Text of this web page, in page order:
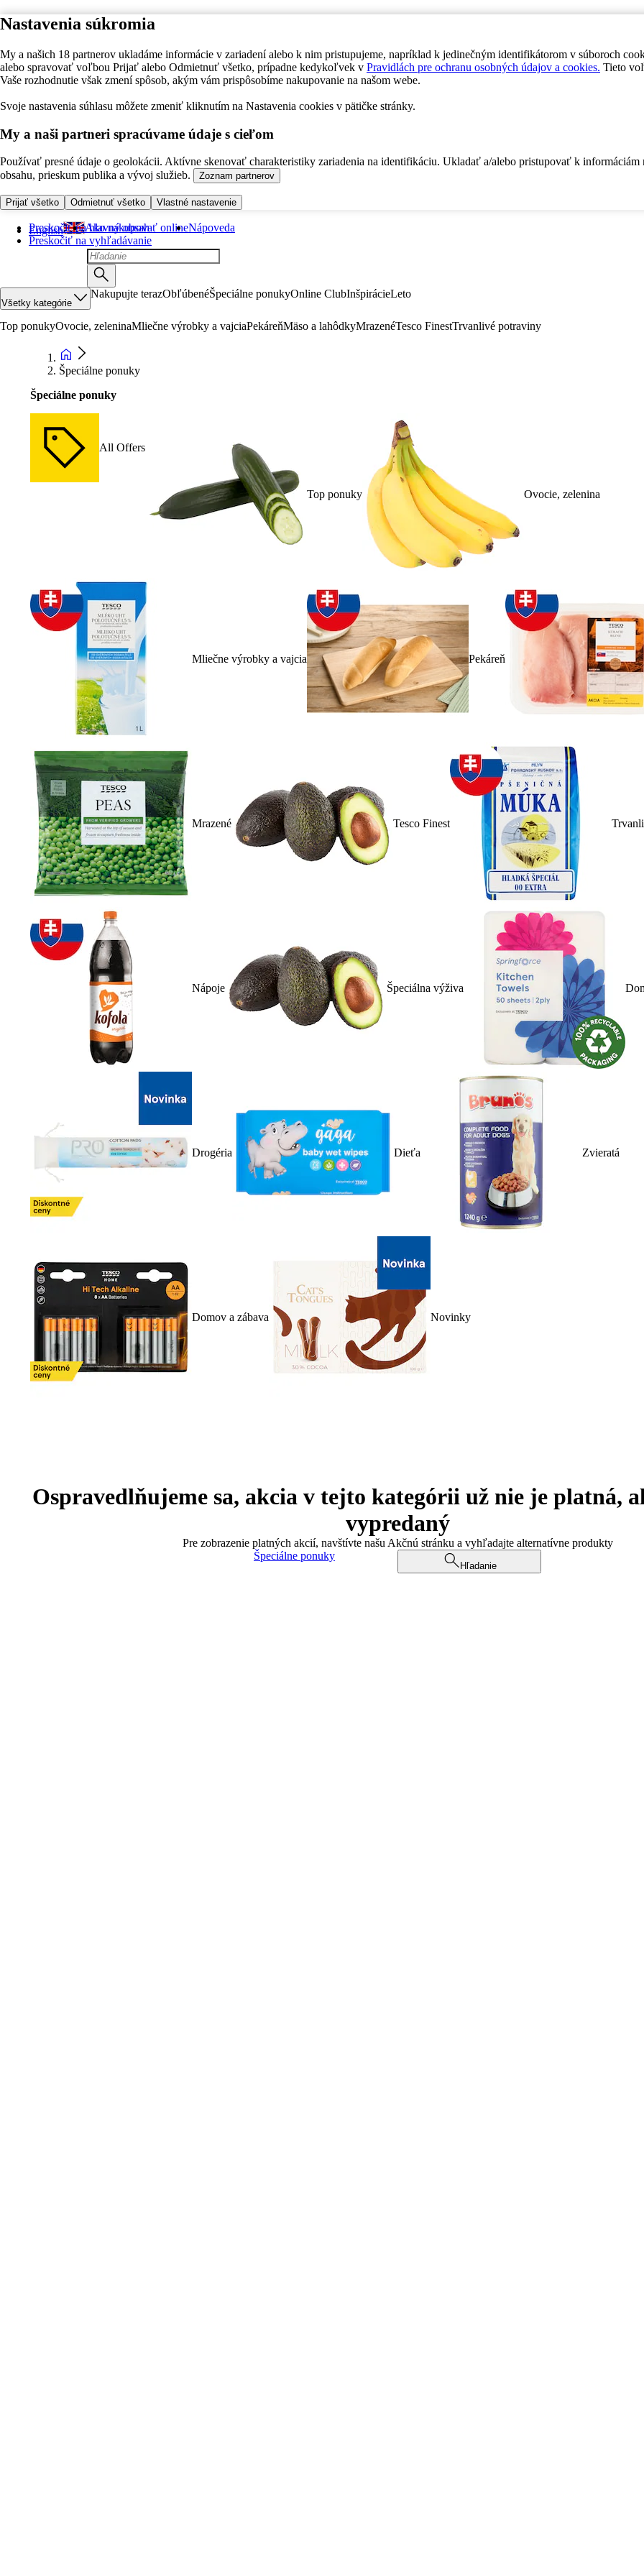
Nastavenia súkromia
My a našich 18 partnerov ukladáme informácie v zariadení alebo k nim pristupujeme, napríklad k jedinečným identifikátorom v súboroch
alebo spravovať voľbou Prijať alebo Odmietnuť všetko, prípadne kedykoľvek v Pravidlách pre ochranu osobných údajov a cookies. Tieto
Vaše rozhodnutie však zmení spôsob, akým vám prispôsobíme nakupovanie na našom webe.
Svoje nastavenia súhlasu môžete zmeniť kliknutím na Nastavenia cookies v pätičke stránky.
My a naši partneri spracúvame údaje s cieľom
Používať presné údaje o geolokácii. Aktívne skenovať charakteristiky zariadenia na identifikáciu. Ukladať a/alebo pristupovať k informáciám
obsahu, prieskum publika a vývoj služieb.
Zoznam partnerov
Prijať všetko Odmietnuť všetko Vlastné nastavenie
Preskočiť na hlavný obsah
Preskočiť na vyhľadávanie
English Ako nakupovať onlineNápoveda
Všetky kategórie
Nakupujte terazObľúbenéŠpeciálne ponukyOnline ClubInšpirácieLeto
Top ponukyOvocie, zeleninaMliečne výrobky a vajciaPekáreňMäso a lahôdkyMrazenéTesco FinestTrvanlivé potraviny
Špeciálne ponuky
Špeciálne ponuky
All Offers
Top ponuky Ovocie, zelenina
Mliečne výrobky a vajcia Pekáreň
Mrazené Tesco Finest
Nápoje Špeciálna výživa
Drogéria Dieťa Zvieratá
Domov a zábava Novinky
Ospravedlňujeme sa, akcia v tejto kategórii už nie je platná,
vypredaný
Pre zobrazenie platných akcií, navštívte našu Akčnú stránku a vyhľadajte alternatívne produkty
Špeciálne ponuky
Hľadanie